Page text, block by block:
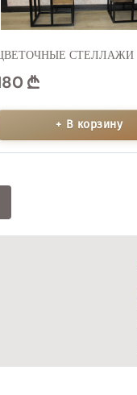
СТЕЛЛАЖИ
+ В корзину